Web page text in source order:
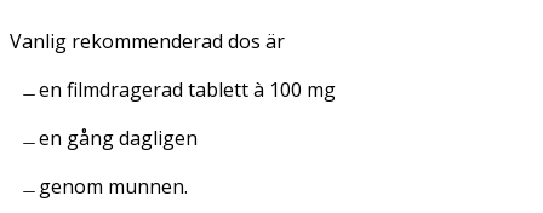
Vanlig rekommenderad dos är
en filmdragerad tablett à 100 mg
en gång dagligen
genom munnen.